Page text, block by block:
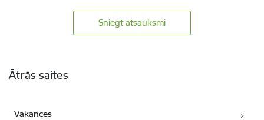
Sniegt atsauksmi
Ātrās saites
Vakances